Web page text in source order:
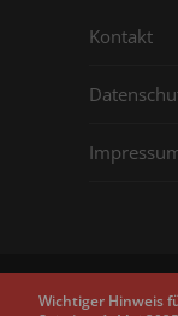
Kontakt
Wichtiger Hinweis